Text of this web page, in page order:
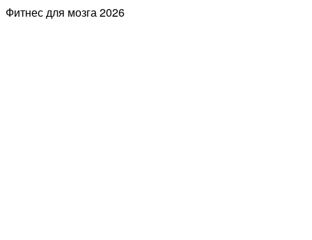
Фитнес для мозга2026